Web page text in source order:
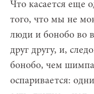
Что касается еще
того, что мы не
люди и бонобо во
друг другу, и,
бонобо, чем
оспаривается: